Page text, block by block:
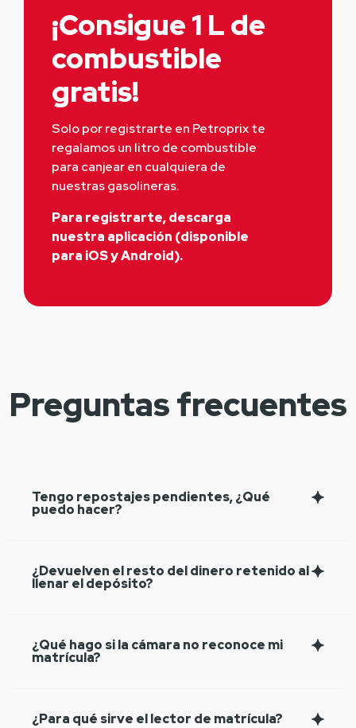
¡Consigue 1 L de
combustible
gratis!
Solo por registrarte en Petroprix te
regalamos un litro de combustible
para canjear en cualquiera de
nuestras gasolineras.
Para registrarte, descarga
nuestra aplicación (disponible
para iOS y Android).
Preguntas frecuentes
Tengo repostajes pendientes, ¿Qué
puedo hacer?
¿Devuelven el resto del dinero retenido al
llenar el depósito?
¿Qué hago si la cámara no reconoce mi
matrícula?
¿Para qué sirve el lector de matrícula?